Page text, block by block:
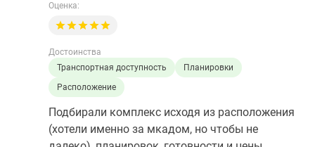
Оценка:
Достоинства
Транспортная доступность
Планировки
Расположение
Подбирали комплекс исходя из расположения
(хотели именно за мкадом, но чтобы не